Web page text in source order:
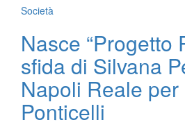
Società
Nasce “Progetto
sfida di Silvana
Napoli Reale
Ponticelli